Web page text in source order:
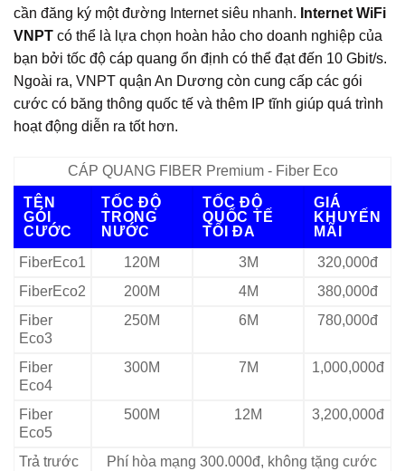
cần đăng ký một đường Internet siêu nhanh. Internet WiFi
VNPT có thể là lựa chọn hoàn hảo cho doanh nghiệp của
bạn bởi tốc độ cáp quang ổn định có thể đạt đến 10 Gbit/s.
Ngoài ra, VNPT quận An Dương còn cung cấp các gói
cước có băng thông quốc tế và thêm IP tĩnh giúp quá trình
hoạt động diễn ra tốt hơn.
CÁP QUANG FIBER Premium - Fiber Eco
TÊN
GÓI
CƯỚC
TỐC ĐỘ
TRONG
NƯỚC
TỐC ĐỘ
QUỐC TẾ
TỐI ĐA
GIÁ
KHUYẾN
MÃI
FiberEco1
120M 3M
320,000đ
FiberEco2
200M 4M
380,000đ
Fiber
Eco3
250M 6M 780,000đ
Fiber
Eco4
300M 7M 1,000,000đ
Fiber
Eco5
500M 12M 3,200,000đ
Trả trước
Phí hòa mạng 300.000đ, không tặng cước